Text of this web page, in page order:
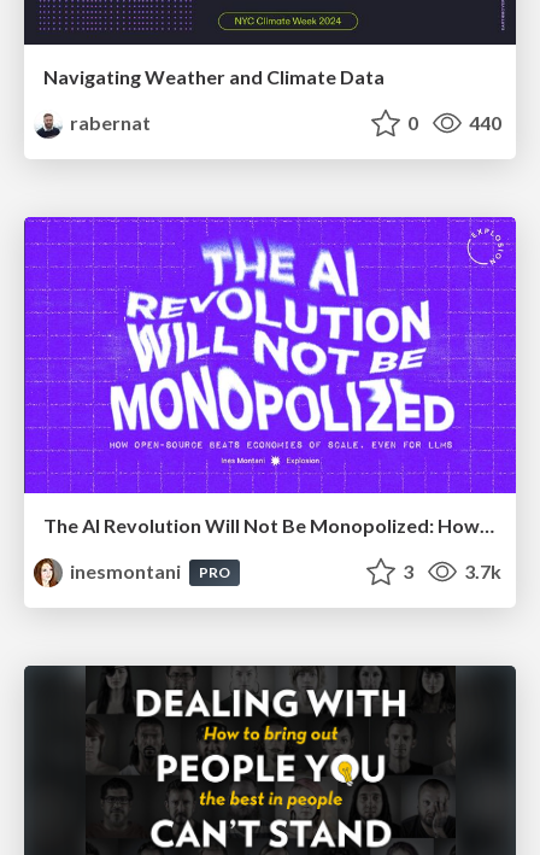
Navigating Weather and Climate Data
rabernat
0 440
The AI Revolution Will Not Be Monopolized: How open-source beats economies of scale, even for LLMs
inesmontani
PRO 3 3.7k